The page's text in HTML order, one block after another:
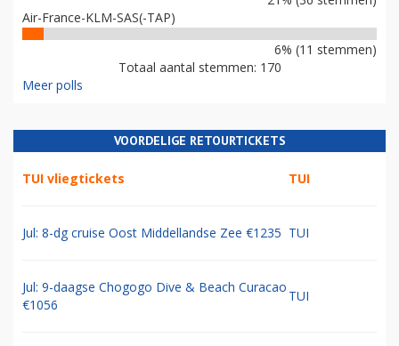
Air-France-KLM-SAS(-TAP)
6% (11 stemmen)
Totaal aantal stemmen: 170
Meer polls
VOORDELIGE RETOURTICKETS
TUI vliegtickets TUI
Jul: 8-dg cruise Oost Middellandse Zee €1235 TUI
Jul: 9-daagse Chogogo Dive & Beach Curacao
€1056
TUI